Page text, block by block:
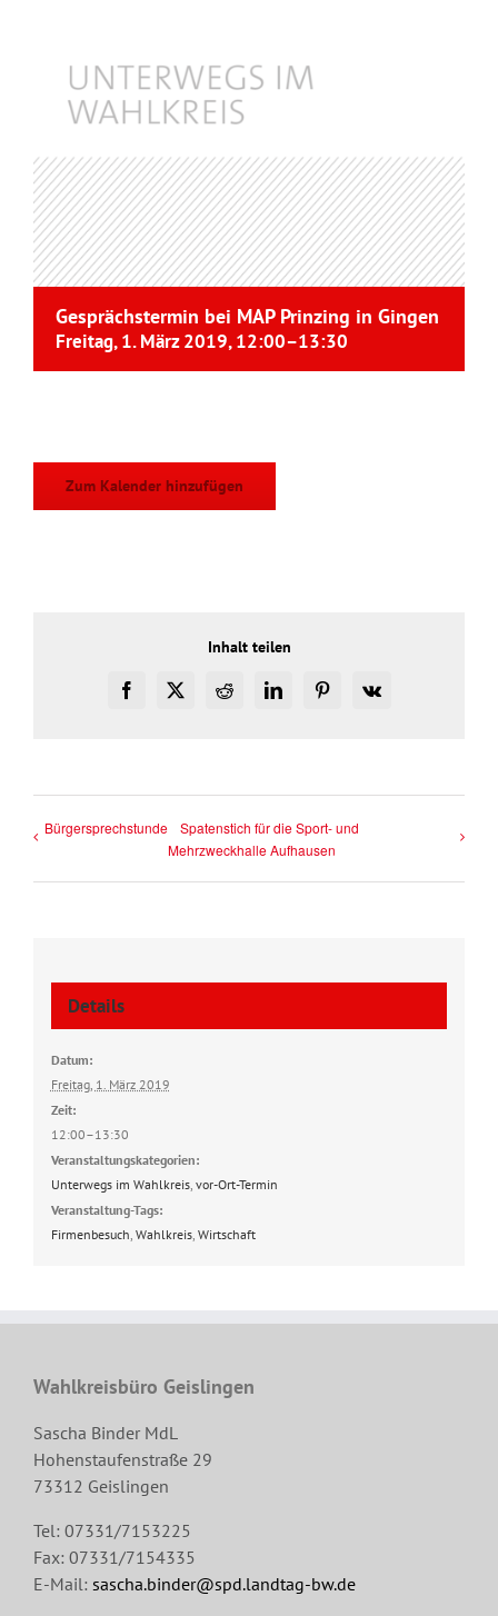
Gesprächstermin bei MAP Prinzing in Gingen
Freitag, 1. März 2019, 12:00–13:30
Zum Kalender hinzufügen
Inhalt teilen
Facebook
X RedditLinkedInPinterest
Vk
Bürgersprechstunde
Spatenstich für die Sport- und
Mehrzweckhalle Aufhausen
Details
Datum:
Freitag, 1. März 2019
Zeit:
12:00–13:30
Veranstaltungskategorien:
Unterwegs im Wahlkreis, vor-Ort-Termin
Veranstaltung-Tags:
Firmenbesuch Wahlkreis, Wirtschaft
Wahlkreisbüro Geislingen
Sascha Binder MdL
Hohenstaufenstraße 29
73312 Geislingen
Tel: 07331/7153225
Fax: 07331/7154335
E-Mail: sascha.binder@spd.landtag-bw.de